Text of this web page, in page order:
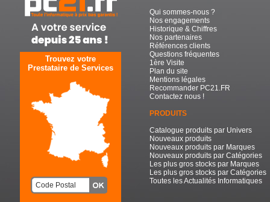
Trouvez votre
Prestataire de Services
Qui sommes-nous ?
Nos engagements
Historique & Chiffres
Nos partenaires
Références clients
Questions fréquentes
1ère Visite
Plan du site
Mentions légales
Recommander PC21.FR
Contactez nous !
PRODUITS
Catalogue produits par Univers
Nouveaux produits
Nouveaux produits par Marques
Nouveaux produits par Catégories
Les plus gros stocks par Marques
Les plus gros stocks par Catégories
Toutes les Actualités Informatiques